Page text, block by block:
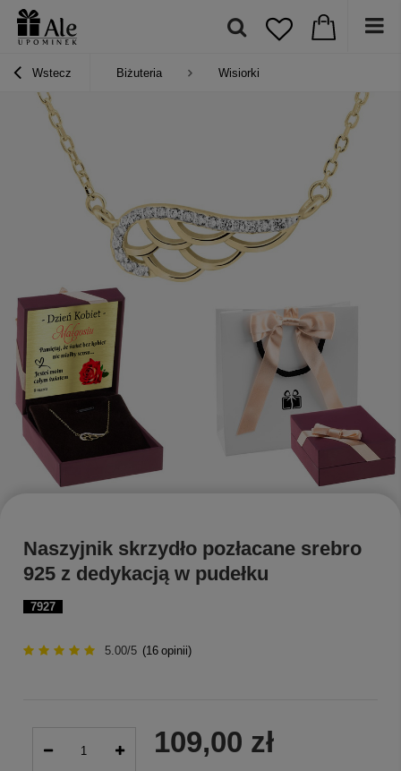
Wstecz Biżuteria Wisiorki
7927
Naszyjnik skrzydło pozłacane srebro
925 z dedykacją w pudełku
5.00/5 (16 opinii)
109,00 zł